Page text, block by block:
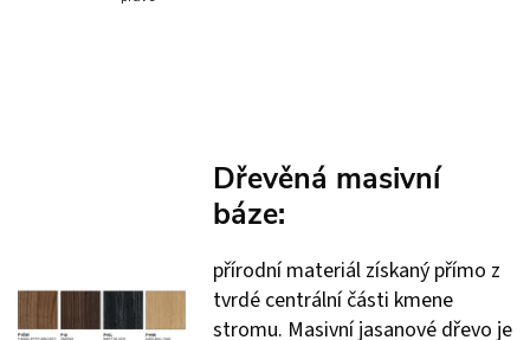
Dřevěná masivní
báze:
přírodní materiál získaný přímo z
tvrdé centrální části kmene
stromu. Masivní jasanové dřevo je